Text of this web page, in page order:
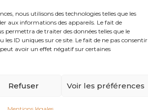
nous utilisons des technologies telles que les
aux informations des appareils. Le fait de
permettra de traiter des données telles que le
ID uniques sur ce site. Le fait de ne pas consentir
avoir un effet négatif sur certaines
Refuser Voir les préférences